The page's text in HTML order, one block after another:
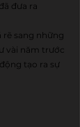
đưa ra
rẽ sang những
vài năm trước
tạo ra sự